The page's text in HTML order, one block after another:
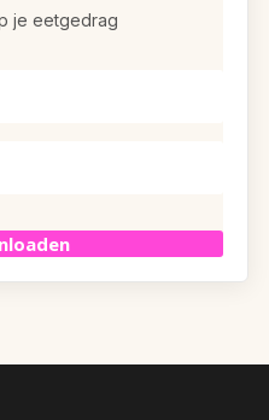
je eetgedrag